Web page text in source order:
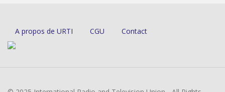
A propos de URTI CGU Contact